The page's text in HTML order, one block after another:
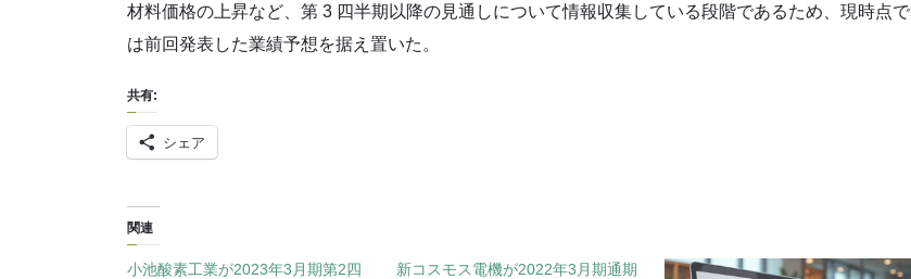
材料価格の上昇など、第 3 四半期以降の見通しについて情報収集している段階であるため、現時点で
は前回発表した業績予想を据え置いた。
共有:
シェア
関連
小池酸素工業が2023年3月期第2四
新コスモス電機が2022年3月期通期